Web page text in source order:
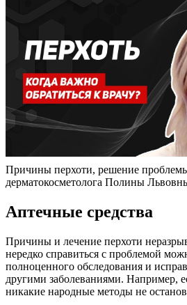
Причины перхоти, решение
дерматокосметолога Полины
Аптечные средства
Причины и лечение перхоти
нередко справиться с проблемой
полноценного обследования и
другими заболеваниями. Например,
никакие народные методы не